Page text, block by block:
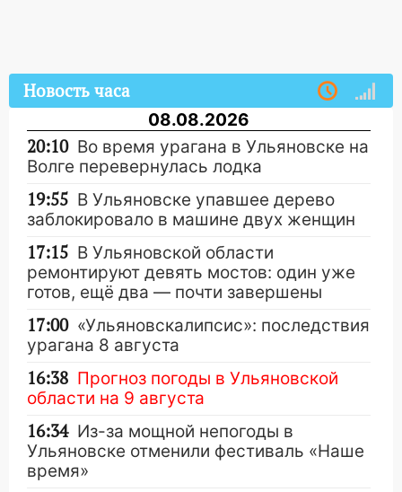
Новость часа
08.08.2026
20:10 Во время урагана в Ульяновске на
Волге перевернулась лодка
19:55 В Ульяновске упавшее дерево
заблокировало в машине двух женщин
17:15 В Ульяновской области
ремонтируют девять мостов: один уже
готов, ещё два — почти завершены
17:00 «Ульяновскалипсис»: последствия
урагана 8 августа
16:38 Прогноз погоды в Ульяновской
области на 9 августа
16:34 Из-за мощной непогоды в
Ульяновске отменили фестиваль «Наше
время»